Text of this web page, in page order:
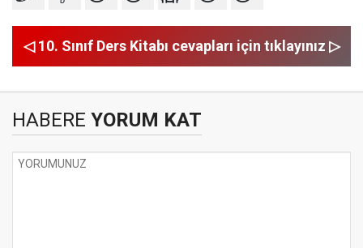
◁ 10. Sınıf Ders Kitabı cevapları için tıklayınız ▷
HABERE YORUM KAT